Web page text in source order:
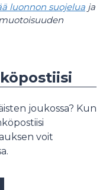
luonnon suojelua ja
joukossa? Kun
voit